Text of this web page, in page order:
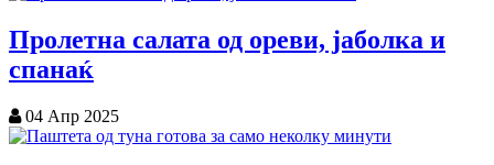
Пролетна салата од ореви, јаболка и
спанаќ
04 Апр 2025